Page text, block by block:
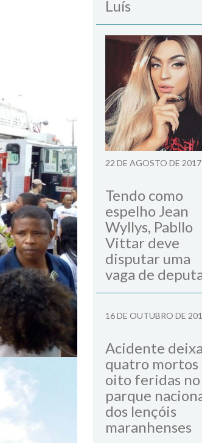
Luís
22 DE AGOSTO DE 2017
Tendo como
espelho Jean
Wyllys, Pabllo
Vittar deve
disputar uma
vaga de
16 DE OUTUBRO DE
Acidente
quatro mortos
oito feridas no
parque
dos lençóis
maranhenses